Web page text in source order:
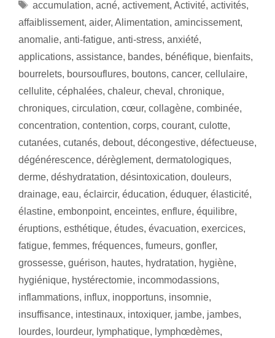
accumulation, acné, activement, Activité, activités,
affaiblissement, aider, Alimentation, amincissement,
anomalie, anti-fatigue, anti-stress, anxiété,
applications, assistance, bandes, bénéfique, bienfaits,
bourrelets, boursouflures, boutons, cancer, cellulaire,
cellulite, céphalées, chaleur, cheval , chronique,
chroniques, circulation, cœur, collagène, combinée,
concentration, contention, corps, courant, culotte,
cutanées, cutanés, debout, décongestive, défectueuse,
dégénérescence, dérèglement, dermatologiques,
derme, déshydratation, désintoxication, douleurs,
drainage, eau, éclaircir, éducation, éduquer, élasticité,
élastine, embonpoint, enceintes, enflure, équilibre,
éruptions, esthétique, études, évacuation, exercices,
fatigue, femmes, fréquences, fumeurs, gonfler,
grossesse, guérison, hautes, hydratation, hygiène,
hygiénique, hystérectomie, incommodassions,
inflammations, influx, inopportuns, insomnie,
insuffisance, intestinaux, intoxiquer, jambe, jambes,
lourdes, lourdeur, lymphatique, lymphœdèmes,